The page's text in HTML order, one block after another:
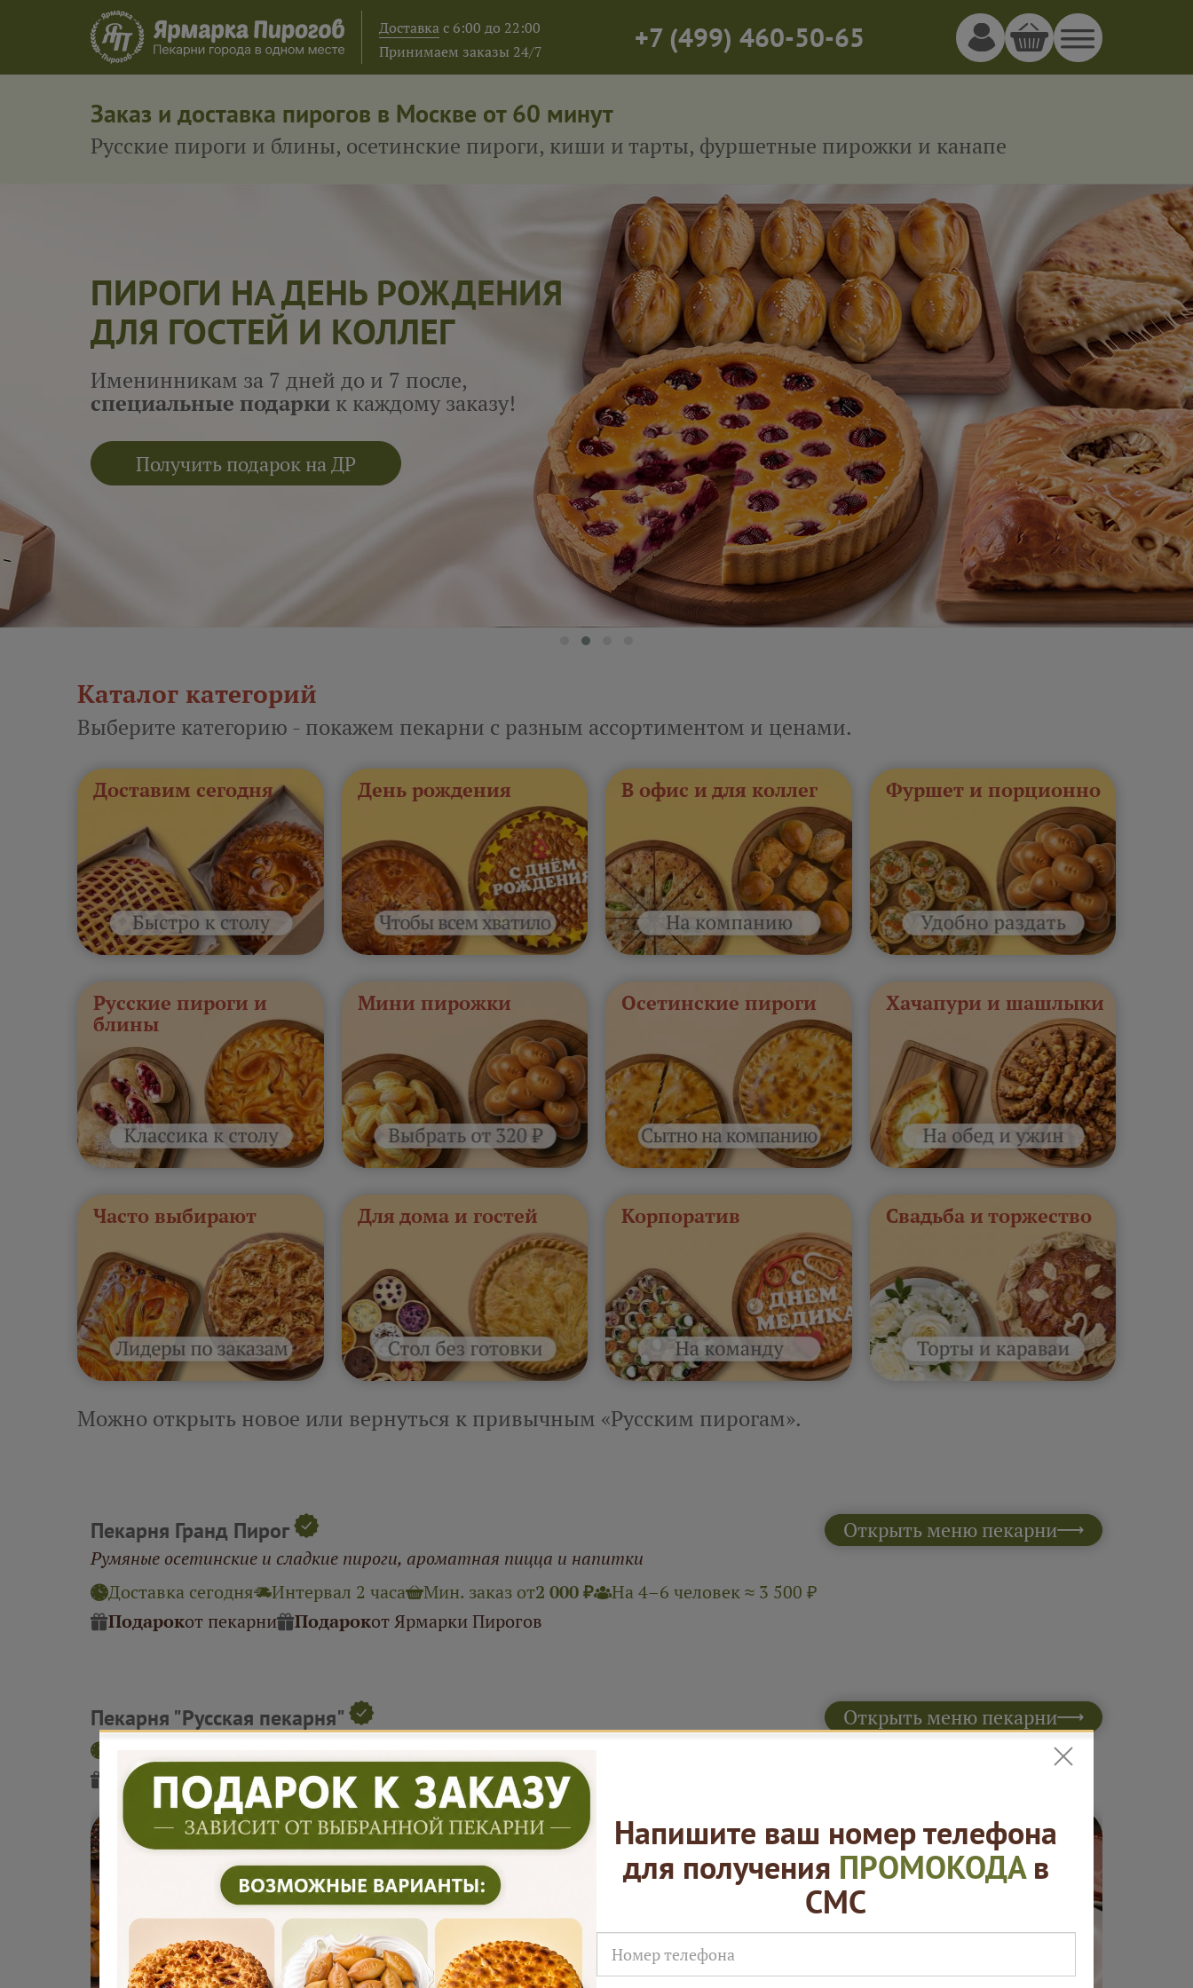
Доставкас 6:00 до 22:00
Принимаем заказы 24/7
+7(499) 460-50-65
Заказ и доставка пирогов в Москве от 60 минут
Русские пироги и блины, осетинские пироги, киши и тарты, фуршетные пирожки и канапе
ПИРОГИ НА ДЕНЬ РОЖДЕНИЯ
ДЛЯ ГОСТЕЙ И КОЛЛЕГ
Именинникам за 7 дней до и 7 после,
специальные подарки к каждому заказу!
Получить подарок на ДР
Каталог категорий
Выберите категорию - покажем пекарни с разным ассортиментом и ценами.
Доставим сегодня День рождения В офис и для коллег Фуршет и порционно
Русские пироги и
блины
Мини пирожки Осетинские пироги Хачапури и шашлыки
Часто выбирают Для дома и гостей Корпоратив Свадьба и торжество
Можно открыть новое или вернуться к привычным «Русским пирогам».
Пекарня Гранд Пирог Открыть меню пекарни
Румяные осетинские и сладкие пироги, ароматная пицца и напитки
Доставка сегодня
Интервал 2 часа Мин. заказ от2 000 ₽
На 4–6 человек ≈ 3 500 ₽
Подарокот пекарни Подарокот Ярмарки Пирогов
Пекарня "Русская пекарня" Открыть меню пекарни
Подарокот пекарни Подарок от Ярмарки Пирогов
Напишите ваш номер телефона
для получения ПРОМОКОДАв
СМС